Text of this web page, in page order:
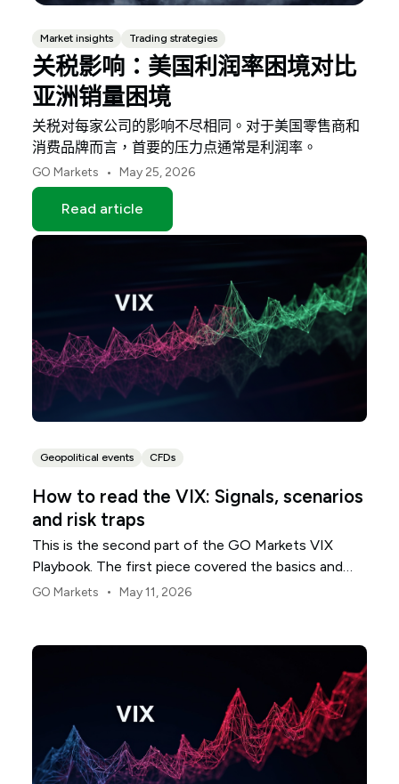
Market insights Trading strategies
关税影响：美国利润率困境对比
亚洲销量困境
关税对每家公司的影响不尽相同。对于美国零售商和
消费品牌而言，首要的压力点通常是利润率。
GO Markets • May 25, 2026
Read article
Geopolitical events CFDs
How to read the VIX: Signals, scenarios
and risk traps
This is the second part of the GO Markets VIX
Playbook. The first piece covered the basics and
explored what the VIX measures, what it does not,
foundation matters.
GO Markets • May 11, 2026